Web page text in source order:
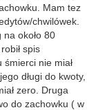
Mam tez
chwilówek.
około 80
spis
nie miał
długi do kwoty,
zero. Druga
do zachowku ( w